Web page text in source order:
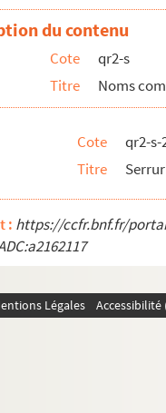
65 : Pièces concernant la
66-1 : Gravures et
66 -2 : Photographies
66 bis : Plans
67 : Plans de propriétés
68 : Documents relatifs
70 : Plans de la ville de
81 : Affiches, imprimés
82 : ohotographies et
83 : Pièces concernant le
85 : Impressions lilloises,
86 : Impressions,
du contenu
Cote
qr2-s
Titre
Noms
Cote
qr2-s-
Titre
Serrur
: https://ccfr.bnf.fr/
Légales